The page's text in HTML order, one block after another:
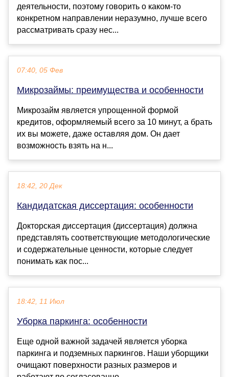
деятельности, поэтому говорить о каком-то
конкретном направлении неразумно, лучше всего
рассматривать сразу нес...
07:40, 05 Фев
Микрозаймы: преимущества и особенности
Микрозайм является упрощенной формой
кредитов, оформляемый всего за 10 минут, а брать
их вы можете, даже оставляя дом. Он дает
возможность взять на н...
18:42, 20 Дек
Кандидатская диссертация: особенности
Докторская диссертация (диссертация) должна
представлять соответствующие методологические
и содержательные ценности, которые следует
понимать как пос...
18:42, 11 Июл
Уборка паркинга: особенности
Еще одной важной задачей является уборка
паркинга и подземных паркингов. Наши уборщики
очищают поверхности разных размеров и